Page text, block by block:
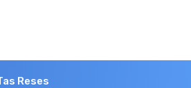
Reses